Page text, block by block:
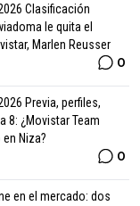
Clasificación
le quita el
Marlen Reusser
0
Previa, perfiles,
8: ¿Movistar Team
Niza?
0
en el mercado: dos